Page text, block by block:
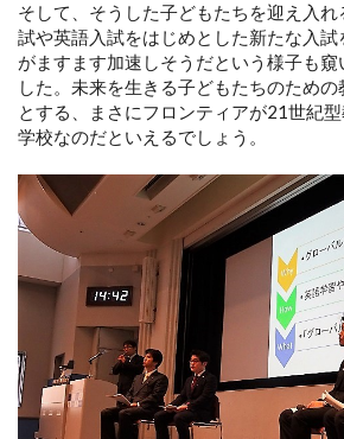
そして、そうした子どもたちを迎え入れ
試や英語入試をはじめとした新たな入試
がますます加速しそうだという様子も窺
した。未来を生きる子どもたちのための
とする、まさにフロンティアが21世紀
学校なのだといえるでしょう。